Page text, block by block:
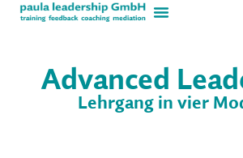
Advanced
Lehrgang in vier